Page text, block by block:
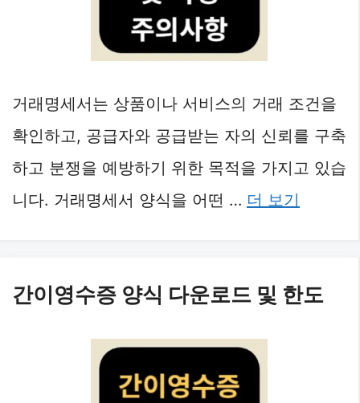
거래명세서는 상품이나 서비스의 거래 조건을
확인하고, 공급자와 공급받는 자의 신뢰를 구축
하고 분쟁을 예방하기 위한 목적을 가지고 있습
니다. 거래명세서 양식을 어떤 … 더 보기
간이영수증 양식 다운로드 및 한도